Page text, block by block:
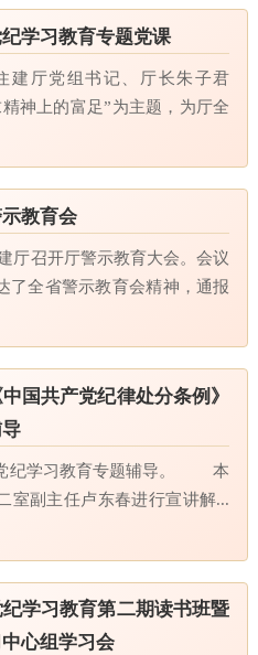
学习教育专题党课
厅党组书记、厅长朱子君
神上的富足”为主题，为厅全
教育会
召开厅警示教育大会。会议
了全省警示教育会精神，通报
国共产党纪律处分条例》
纪学习教育专题辅导。 本
室副主任卢东春进行宣讲解...
学习教育第二期读书班暨
心组学习会